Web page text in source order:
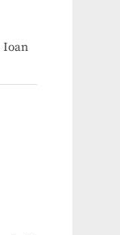
Ioan